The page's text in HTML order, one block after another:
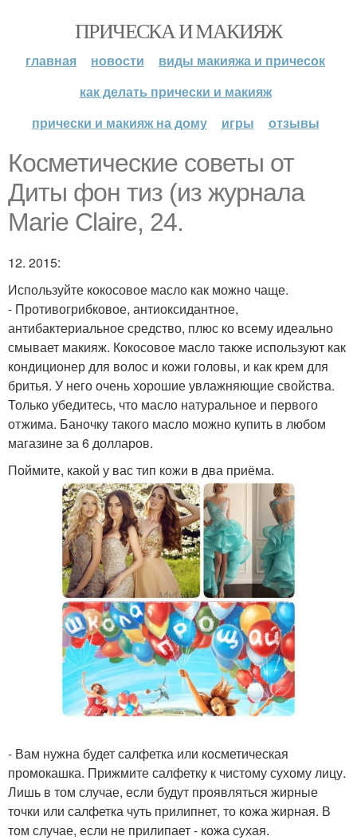
ПРИЧЕСКА И МАКИЯЖ
главная новости
виды макияжа и причесок
как делать прически и макияж
прически и макияж на дому
игры отзывы
Косметические советы от
Диты фон тиз (из журнала
Marie Claire, 24.
12. 2015:
Используйте кокосовое масло как можно чаще.
- Противогрибковое, антиоксидантное,
антибактериальное средство, плюс ко всему идеально
смывает макияж. Кокосовое масло также используют как
кондиционер для волос и кожи головы, и как крем для
бритья. У него очень хорошие увлажняющие свойства.
Только убедитесь, что масло натуральное и первого
отжима. Баночку такого масло можно купить в любом
магазине за 6 долларов.
Поймите, какой у вас тип кожи в два приёма.
- Вам нужна будет салфетка или косметическая
промокашка. Прижмите салфетку к чистому сухому лицу.
Лишь в том случае, если будут проявляться жирные
точки или салфетка чуть прилипнет, то кожа жирная. В
том случае, если не прилипает - кожа сухая.